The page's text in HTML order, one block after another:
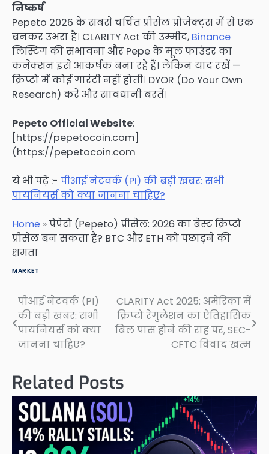
निष्कर्ष
Pepeto 2026 के सबसे चर्चित प्रीसेल प्रोजेक्ट्स में से एक
बनकर उभरा है। CLARITY Act की उम्मीद, Binance
लिस्टिंग की संभावना और Pepe के मूल फाउंडर का
कनेक्शन इसे आकर्षक बना रहे हैं। लेकिन याद रखें —
क्रिप्टो में कोई गारंटी नहीं होती। DYOR (Do Your Own
Research) करें और सावधानी बरतें।
Pepeto Official Website:
[https://pepetocoin.com]
(https://pepetocoin.com
ये भी पढ़ें :- पीआई नेटवर्क (PI) की बड़ी खबर: सभी
पायनियर्स को क्या जानना चाहिए?
Home »पेपेटो (Pepeto) प्रीसेल: 2026 का बेस्ट क्रिप्टो
प्रीसेल बन सकता है? BTC और ETH को पछाड़ने की
क्षमता
MARKET
Post
navigation
पीआई नेटवर्क (PI)
की बड़ी खबर: सभी
पायनियर्स को क्या
जानना चाहिए?
CLARITY Act 2025: अमेरिका में
क्रिप्टो रेगुलेशन का ऐतिहासिक
बिल पास होने की राह पर, SEC-
CFTC विवाद खत्म
Related Posts